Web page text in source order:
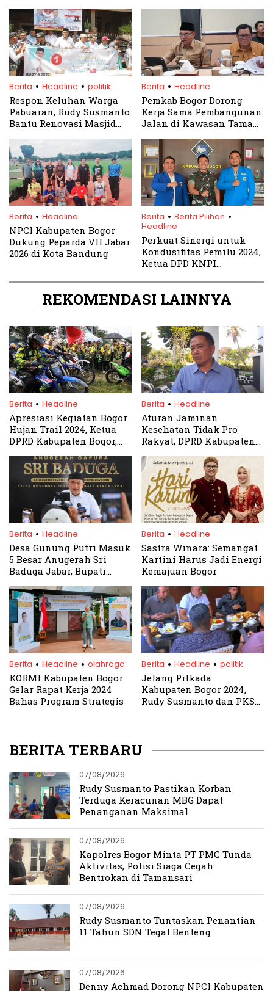
Berita . Headline . politik
Respon Keluhan Warga
Pabuaran, Rudy Susmanto
Bantu Renovasi Masjid
Berita . Headline
Pemkab Bogor Dorong
Kerja Sama Pembangunan
Jalan di Kawasan Taman
Berita . Headline
NPCI Kabupaten Bogor
Dukung Peparda VII Jabar
2026 di Kota Bandung
Berita . Berita Pilihan .
Headline
Perkuat Sinergi untuk
Kondusifitas Pemilu 2024,
Ketua DPD KNPI
Kunjungi Dandim 0621 SK
REKOMENDASI LAINNYA
Berita . Headline
Apresiasi Kegiatan Bogor
Hujan Trail 2024, Ketua
DPRD Kabupaten Bogor,
Dengan Visi Bogor Sport
and Tourism
Berita . Headline
Aturan Jaminan
Kesehatan Tidak Pro
Rakyat, DPRD Kabupaten
Terpilih Cabup Perbup 60
Berita . Headline
Desa Gunung Putri Masuk
5 Besar Anugerah Sri
Baduga Jabar, Bupati
Bogor
Berita . Headline
Sastra Winara: Semangat
Kartini Harus Jadi Energi
Kemajuan Bogor
Berita . Headline . olahraga
KORMI Kabupaten Bogor
Gelar Rapat Kerja 2024
Bahas Program Strategis
Berita . Headline . politik
Jelang Pilkada
Kabupaten Bogor 2024,
Rudy Susmanto dan PKS
BERITA TERBARU
07/08/2026
Rudy Susmanto Pastikan Korban
Terduga Keracunan MBG Dapat
Penanganan Maksimal
07/08/2026
Kapolres Bogor Minta PT PMC Tunda
Aktivitas, Polisi Siaga Cegah
Bentrokan di Tamansari
07/08/2026
Rudy Susmanto Tuntaskan Penantian
11 Tahun SDN Tegal Benteng
07/08/2026
Denny Achmad Dorong NPCI Kabupaten